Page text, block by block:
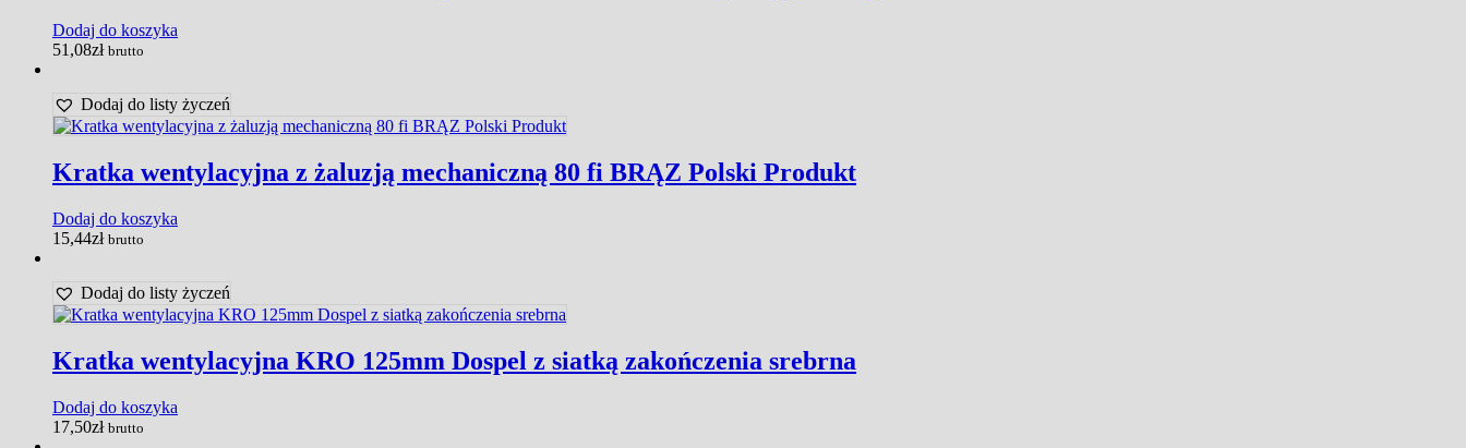
Dodaj do koszyka
51,08zł brutto
Dodaj do listy życzeń
Kratka wentylacyjna z żaluzją mechaniczną 80 fi BRĄZ Polski Produkt
Dodaj do koszyka
15,44zł brutto
Dodaj do listy życzeń
Kratka wentylacyjna KRO 125mm Dospel z siatką zakończenia srebrna
Dodaj do koszyka
17,50zł brutto